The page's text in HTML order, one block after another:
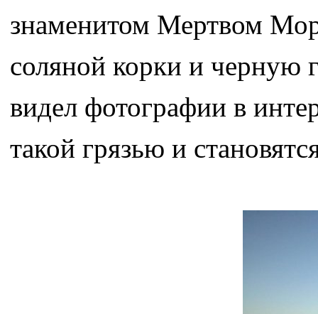
знаменитом Мертвом
соляной корки и черную
видел фотографии в
такой грязью и